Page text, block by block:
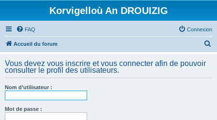
Korvigelloù An DROUIZIG
FAQ Connexion
Accueil du forum
h
Vous devez vous inscrire et vous connecter afin de pouvoir
consulter le profil des utilisateurs.
Nom d’utilisateur :
Mot de passe :